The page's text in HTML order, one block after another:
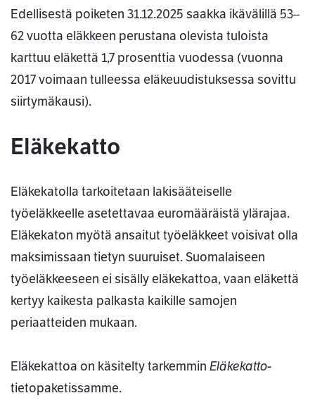
Edellisestä poiketen 31.12.2025 saakka ikävälillä 53–
62 vuotta eläkkeen perustana olevista tuloista
karttuu eläkettä 1,7 prosenttia vuodessa (vuonna
2017 voimaan tulleessa eläkeuudistuksessa sovittu
siirtymäkausi).
Eläkekatto
Eläkekatolla tarkoitetaan lakisääteiselle
työeläkkeelle asetettavaa euromääräistä ylärajaa.
Eläkekaton myötä ansaitut työeläkkeet voisivat olla
maksimissaan tietyn suuruiset. Suomalaiseen
työeläkkeeseen ei sisälly eläkekattoa, vaan eläkettä
kertyy kaikesta palkasta kaikille samojen
periaatteiden mukaan.
Eläkekattoa on käsitelty tarkemmin Eläkekatto-
tietopaketissamme.